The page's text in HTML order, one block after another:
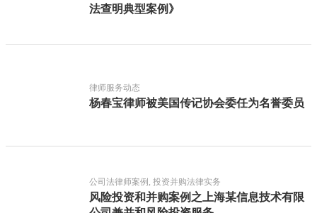
法查明典型案例》
律师服务动态
杨春宝律师被美国传记协会委任为名誉委员
公司法律师案例, 投资并购法律实务
风险投资和并购案例之上海某信息技术有限